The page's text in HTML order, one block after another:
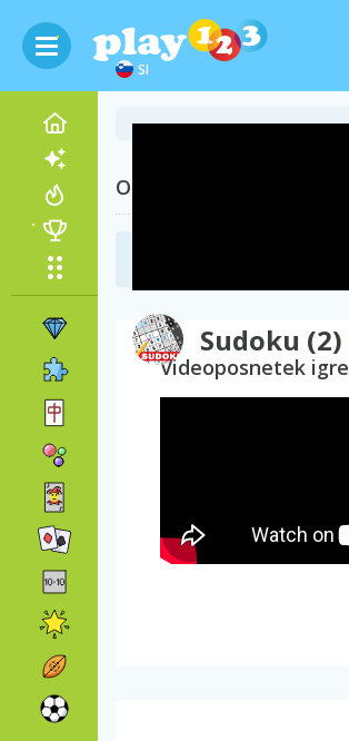
SI
Sudoku (2)
Obiščite tudi
Videoposnetek igre